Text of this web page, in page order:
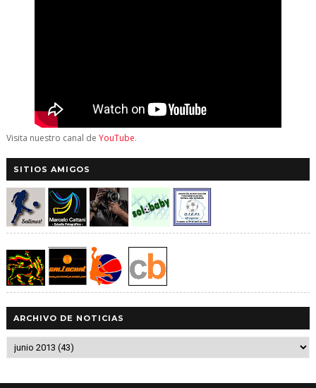
Visita nuestro canal de YouTube.
SITIOS AMIGOS
ARCHIVO DE NOTICIAS